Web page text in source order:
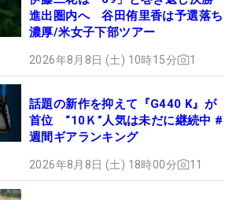
進出圏内へ 谷田侑里香は予選落ち
濃厚/米女子下部ツアー
2026年8月8日 (土) 10時15分 1
話題の新作を抑えて『G440 K』が
首位 “10Ｋ”人気は未だに継続中 #
週間ギアランキング
2026年8月8日 (土) 18時00分 11